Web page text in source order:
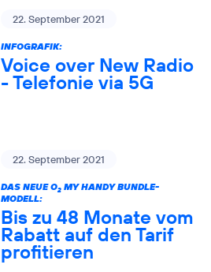
22. September 2021
INFOGRAFIK:
Voice over New Radio
- Telefonie via 5G
22. September 2021
DAS NEUE O2MY HANDY BUNDLE-
MODELL:
Bis zu 48 Monate vom
Rabatt auf den Tarif
profitieren